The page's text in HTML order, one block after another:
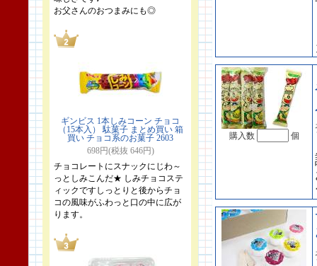
お父さんのおつまみにも◎
ギンビス 1本しみコーン チョコ
（15本入） 駄菓子 まとめ買い 箱
買い チョコ系のお菓子 2603
698円(税抜 646円)
チョコレートにスナックにじわ～
っとしみこんだ★ しみチョコステ
ィックですしっとりと後からチョ
コの風味がふわっと口の中に広が
ります。
購入数 個